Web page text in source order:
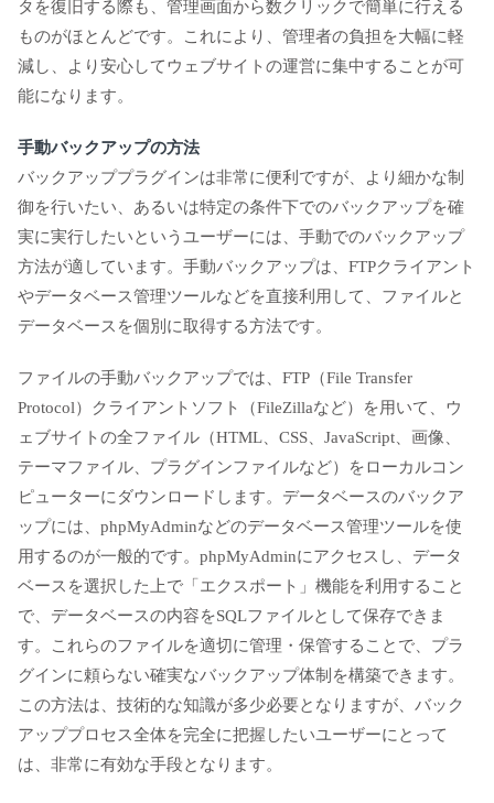
タを復旧する際も、管理画面から数クリックで簡単に行える
ものがほとんどです。これにより、管理者の負担を大幅に軽
減し、より安心してウェブサイトの運営に集中することが可
能になります。
手動バックアップの方法
バックアッププラグインは非常に便利ですが、より細かな制
御を行いたい、あるいは特定の条件下でのバックアップを確
実に実行したいというユーザーには、手動でのバックアップ
方法が適しています。手動バックアップは、FTPクライアント
やデータベース管理ツールなどを直接利用して、ファイルと
データベースを個別に取得する方法です。
ファイルの手動バックアップでは、FTP（File Transfer
Protocol）クライアントソフト（FileZillaなど）を用いて、ウ
ェブサイトの全ファイル（HTML、CSS、JavaScript、画像、
テーマファイル、プラグインファイルなど）をローカルコン
ピューターにダウンロードします。データベースのバックア
ップには、phpMyAdminなどのデータベース管理ツールを使
用するのが一般的です。phpMyAdminにアクセスし、データ
ベースを選択した上で「エクスポート」機能を利用すること
で、データベースの内容をSQLファイルとして保存できま
す。これらのファイルを適切に管理・保管することで、プラ
グインに頼らない確実なバックアップ体制を構築できます。
この方法は、技術的な知識が多少必要となりますが、バック
アッププロセス全体を完全に把握したいユーザーにとって
は、非常に有効な手段となります。